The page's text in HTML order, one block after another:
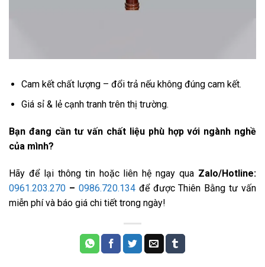
Cam kết chất lượng – đổi trả nếu không đúng cam kết.
Giá sỉ & lẻ cạnh tranh trên thị trường.
Bạn đang cần tư vấn chất liệu phù hợp với ngành nghề
của mình?
Hãy để lại thông tin hoặc liên hệ ngay qua Zalo/Hotline:
0961.203.270 – 0986.720.134 để được Thiên Bằng tư vấn
miễn phí và báo giá chi tiết trong ngày!